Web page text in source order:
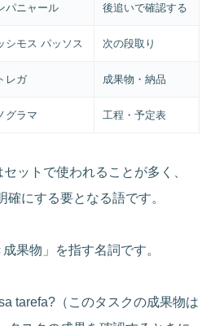
パニャール 後追いで確認する
シモス パッソス 次の段取り
レガ 成果物・納品
グラマ 工程・予定表
ットで使われることが多く、
確にする要となる語です。
果物」を指す名詞です。
tarefa?（このタスクの成果物は